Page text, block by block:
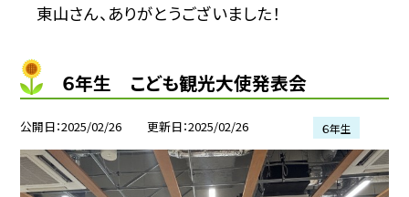
東山さん、ありがとうございました！
６年生 こども観光大使発表会
公開日 2025/02/26 更新日 2025/02/26 ６年生